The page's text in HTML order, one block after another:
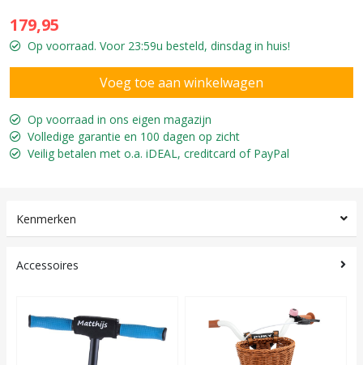
179,95
Op voorraad. Voor 23:59u besteld, dinsdag in huis!
Op voorraad in ons eigen magazijn
Volledige garantie en 100 dagen op zicht
Veilig betalen met o.a. iDEAL, creditcard of PayPal
Kenmerken
Accessoires